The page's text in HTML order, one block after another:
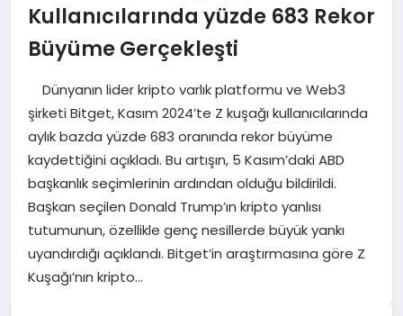
MAGAZIN
SAĞLIK
SIYASET
SPOR
TEKNOLOJI
YAŞAM
Kullanıcılarında yüzde 683 Rekor
Büyüme Gerçekleşti
Dünyanın lider kripto varlık platformu ve Web3
şirketi Bitget, Kasım 2024’te Z kuşağı kullanıcılarında
aylık bazda yüzde 683 oranında rekor büyüme
kaydettiğini açıkladı. Bu artışın, 5 Kasım’daki ABD
başkanlık seçimlerinin ardından olduğu bildirildi.
Başkan seçilen Donald Trump’ın kripto yanlısı
tutumunun, özellikle genç nesillerde büyük yankı
uyandırdığı açıklandı. Bitget’in araştırmasına göre Z
Kuşağı’nın kripto…